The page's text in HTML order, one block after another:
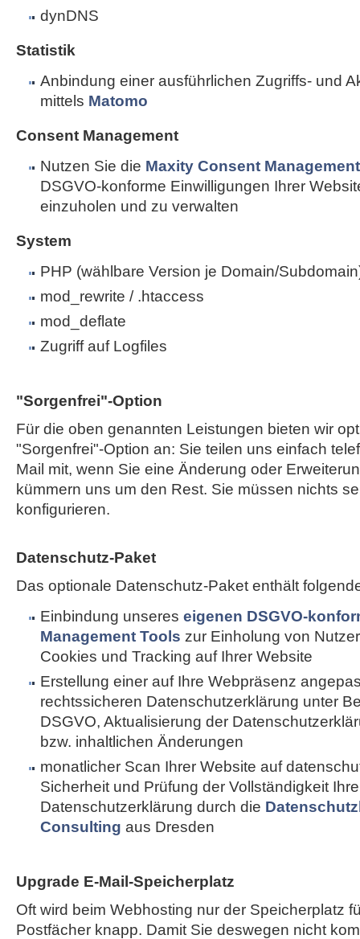
dynDNS
Statistik
Anbindung einer ausführlichen Zugriffs- und
mittels Matomo
Consent Management
Nutzen Sie die Maxity Consent
DSGVO-konforme Einwilligungen Ihrer
einzuholen und zu verwalten
System
PHP (wählbare Version je Domain/
mod_rewrite / .htaccess
mod_deflate
Zugriff auf Logfiles
"Sorgenfrei"-Option
Für die oben genannten Leistungen bieten wir
"Sorgenfrei"-Option an: Sie teilen uns einfach
Mail mit, wenn Sie eine Änderung oder
kümmern uns um den Rest. Sie müssen nichts
konfigurieren.
Datenschutz-Paket
Das optionale Datenschutz-Paket enthält
Einbindung unseres eigenen DSGVO-
Management Tools zur Einholung von
Cookies und Tracking auf Ihrer Website
Erstellung einer auf Ihre Webpräsenz
rechtssicheren Datenschutzerklärung unter
DSGVO, Aktualisierung der
bzw. inhaltlichen Änderungen
monatlicher Scan Ihrer Website auf
Sicherheit und Prüfung der Vollständigkeit
Datenschutzerklärung durch die
Consulting aus Dresden
Upgrade E-Mail-Speicherplatz
Oft wird beim Webhosting nur der Speicherplatz
Postfächer knapp. Damit Sie deswegen nicht